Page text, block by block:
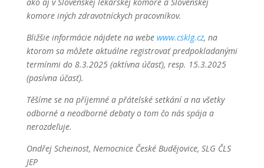
komore iných zdravotníckych pracovníkov.
Bližšie informácie nájdete na webe www.csklg.cz, na
ktorom sa môžete aktuálne registrovať predpokladanými
termínmi do 8.3.2025 (aktívna účasť), resp. 15.3.2025
(pasívna účasť).
Těšíme se na příjemné a přátelské setkání a na všetky
odborné a neodborné debaty o tom čo nás spája a
nerozdeľuje.
Ondřej Scheinost, Nemocnice České Budějovice, SLG ČLS
JEP